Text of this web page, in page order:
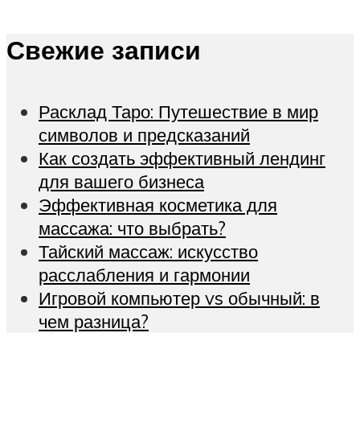
Свежие записи
Расклад Таро: Путешествие в мир
символов и предсказаний
Как создать эффективный лендинг
для вашего бизнеса
Эффективная косметика для
массажа: что выбрать?
Тайский массаж: искусство
расслабления и гармонии
Игровой компьютер vs обычный: в
чем разница?